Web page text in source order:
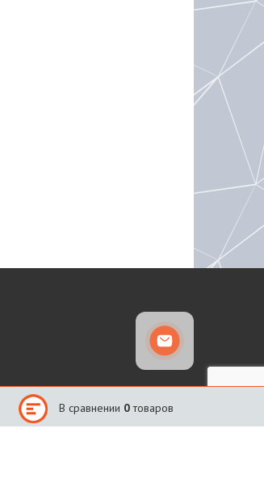
В сравнении 0 товаров